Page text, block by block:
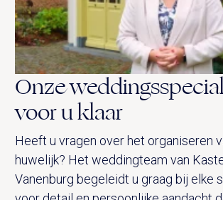
Onze
voor u klaar
Heeft u vragen over het organiseren
huwelijk? Het weddingteam van
Vanenburg begeleidt u graag bij elke